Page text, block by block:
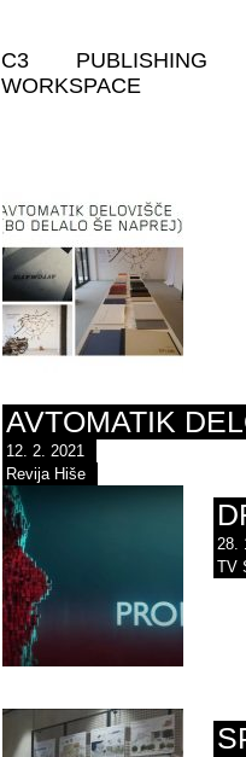
C3
PUBLISHING
WORKSPACE
AVTOMATIK
12. 2. 2021
Revija Hiše
28.
TV